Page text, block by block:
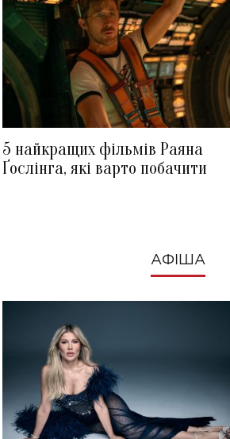
5 найкращих фільмів Раяна
Ґослінга, які варто побачити
АФІША